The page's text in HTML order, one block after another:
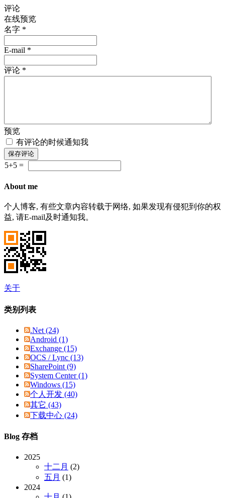
评论
在线预览
名字 *
E-mail *
评论 *
预览
有评论的时候通知我
5+5 =
About me
个人博客, 有些文章内容转载于网络, 如果发现有侵犯到你的权
益, 请E-mail及时通知我。
关于
类别列表
.Net (24)
Android (1)
Exchange (15)
OCS / Lync (13)
SharePoint (9)
System Center (1)
Windows (15)
个人开发 (40)
其它 (43)
下载中心 (24)
Blog 存档
2025
十二月 (2)
五月 (1)
2024